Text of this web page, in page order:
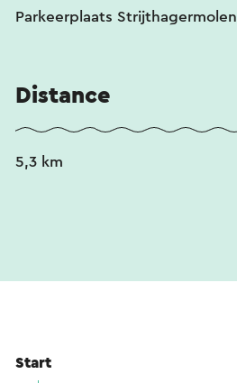
Parkeerplaats Strijthagermolen
Distance
5,3 km
Start